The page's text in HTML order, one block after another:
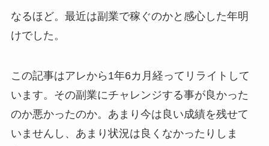
なるほど。最近は副業で稼ぐのかと感心した年明
けでした。
この記事はアレから1年6カ月経ってリライトして
います。その副業にチャレンジする事が良かった
のか悪かったのか。あまり今は良い成績を残せて
いませんし、あまり状況は良くなかったりしま